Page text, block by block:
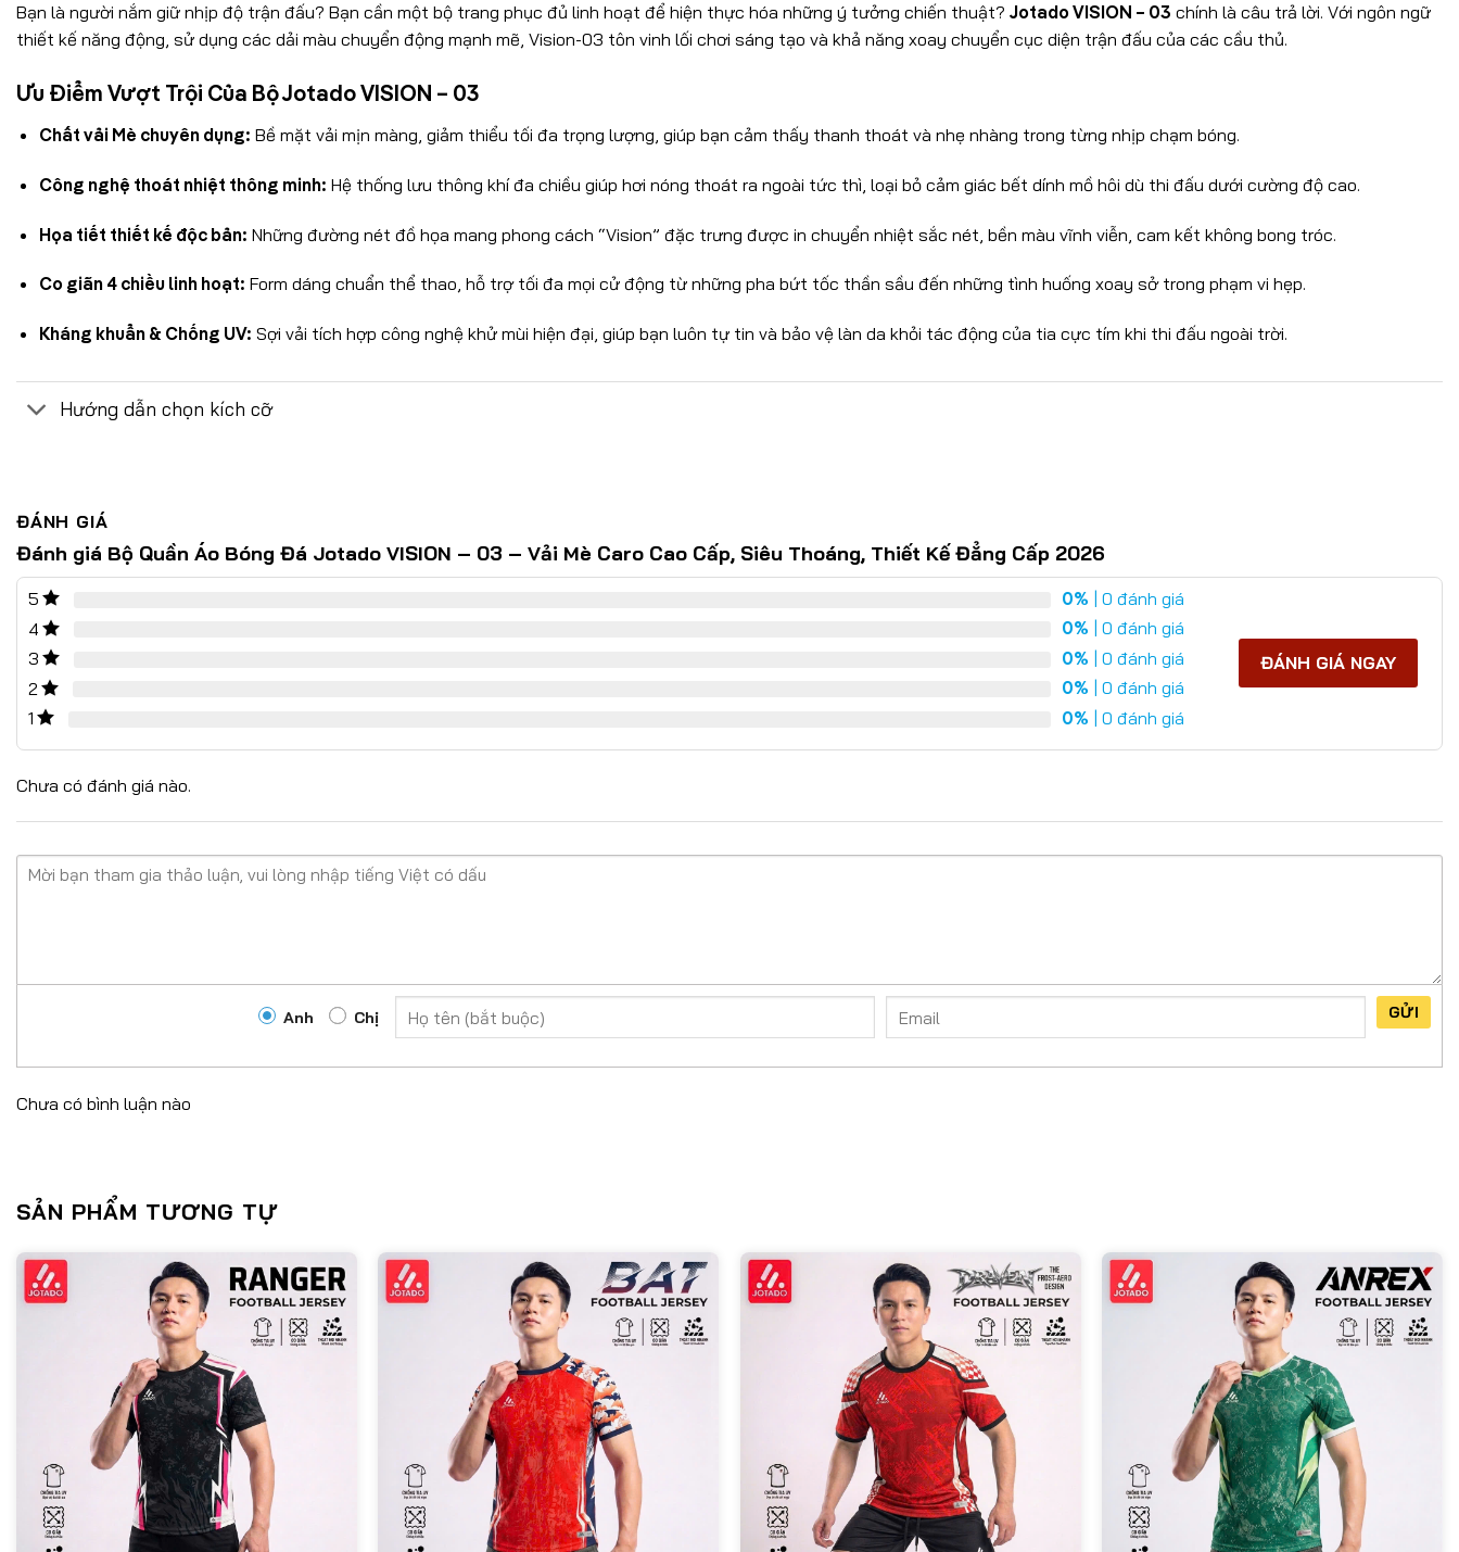
Bạn là người nắm giữ nhịp độ trận đấu? Bạn cần một bộ trang phục đủ linh hoạt để hiện thực hóa những ý tưởng chiến thuật? Jotado VISION – 03 chính là câu trả lời. Với ngôn ngữ
thiết kế năng động, sử dụng các dải màu chuyển động mạnh mẽ, Vision-03 tôn vinh lối chơi sáng tạo và khả năng xoay chuyển cục diện trận đấu của các cầu thủ.
Ưu Điểm Vượt Trội Của Bộ Jotado VISION – 03
Chất vải Mè chuyên dụng: Bề mặt vải mịn màng, giảm thiểu tối đa trọng lượng, giúp bạn cảm thấy thanh thoát và nhẹ nhàng trong từng nhịp chạm bóng.
Công nghệ thoát nhiệt thông minh: Hệ thống lưu thông khí đa chiều giúp hơi nóng thoát ra ngoài tức thì, loại bỏ cảm giác bết dính mồ hôi dù thi đấu dưới cường độ cao.
Họa tiết thiết kế độc bản: Những đường nét đồ họa mang phong cách “Vision” đặc trưng được in chuyển nhiệt sắc nét, bền màu vĩnh viễn, cam kết không bong tróc.
Co giãn 4 chiều linh hoạt: Form dáng chuẩn thể thao, hỗ trợ tối đa mọi cử động từ những pha bứt tốc thần sầu đến những tình huống xoay sở trong phạm vi hẹp.
Kháng khuẩn & Chống UV: Sợi vải tích hợp công nghệ khử mùi hiện đại, giúp bạn luôn tự tin và bảo vệ làn da khỏi tác động của tia cực tím khi thi đấu ngoài trời.
Hướng dẫn chọn kích cỡ
ĐÁNH GIÁ
Đánh giá Bộ Quần Áo Bóng Đá Jotado VISION – 03 – Vải Mè Caro Cao Cấp, Siêu Thoáng, Thiết Kế Đẳng Cấp 2026
5 0% | 0 đánh giá
4
0% | 0 đánh giá
3
0% | 0 đánh giá
2
0% | 0 đánh giá
1
0% | 0 đánh giá
ĐÁNH GIÁ NGAY
Chưa có đánh giá nào.
Anh Chị GỬI
Chưa có bình luận nào
SẢN PHẨM TƯƠNG TỰ